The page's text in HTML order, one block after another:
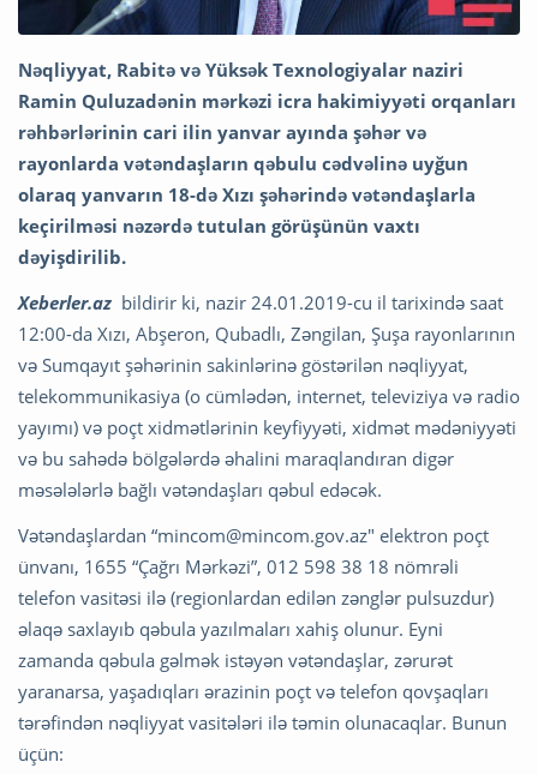
Nəqliyyat, Rabitə və Yüksək Texnologiyalar naziri
Ramin Quluzadənin mərkəzi icra hakimiyyəti orqanları
rəhbərlərinin cari ilin yanvar ayında şəhər və
rayonlarda vətəndaşların qəbulu cədvəlinə uyğun
olaraq yanvarın 18-də Xızı şəhərində vətəndaşlarla
keçirilməsi nəzərdə tutulan görüşünün vaxtı
dəyişdirilib.
Xeberler.az bildirir ki, nazir 24.01.2019-cu il tarixində saat
12:00-da Xızı, Abşeron, Qubadlı, Zəngilan, Şuşa rayonlarının
və Sumqayıt şəhərinin sakinlərinə göstərilən nəqliyyat,
telekommunikasiya (o cümlədən, internet, televiziya və radio
yayımı) və poçt xidmətlərinin keyfiyyəti, xidmət mədəniyyəti
və bu sahədə bölgələrdə əhalini maraqlandıran digər
məsələlərlə bağlı vətəndaşları qəbul edəcək.
Vətəndaşlardan “mincom@mincom.gov.az" elektron poçt
ünvanı, 1655 “Çağrı Mərkəzi”, 012 598 38 18 nömrəli
telefon vasitəsi ilə (regionlardan edilən zənglər pulsuzdur)
əlaqə saxlayıb qəbula yazılmaları xahiş olunur. Eyni
zamanda qəbula gəlmək istəyən vətəndaşlar, zərurət
yaranarsa, yaşadıqları ərazinin poçt və telefon qovşaqları
tərəfindən nəqliyyat vasitələri ilə təmin olunacaqlar. Bunun
üçün: